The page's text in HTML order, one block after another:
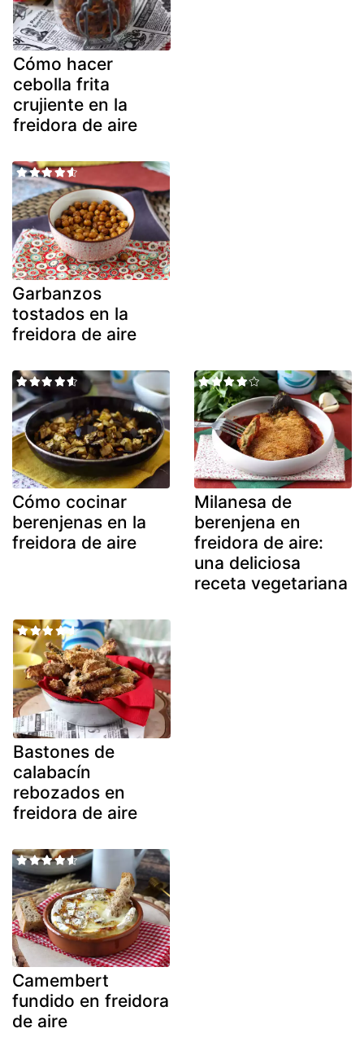
Cómo hacer
cebolla frita
crujiente en la
freidora de aire
Garbanzos
tostados en la
freidora de aire
Cómo cocinar
berenjenas en la
freidora de aire
Milanesa de
berenjena en
freidora de aire:
una deliciosa
receta vegetariana
Bastones de
calabacín
rebozados en
freidora de aire
Camembert
fundido en freidora
de aire